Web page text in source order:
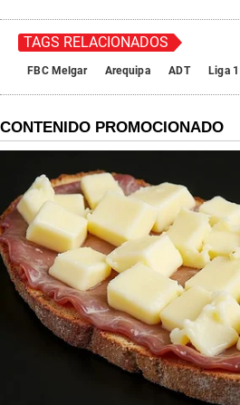
TAGS RELACIONADOS
FBC Melgar Arequipa ADT Liga 1